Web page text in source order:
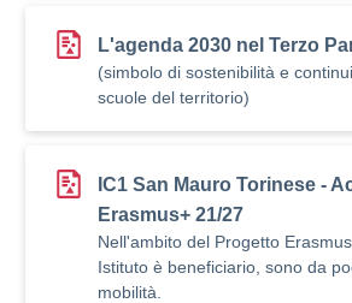
L'agenda 2030 nel Terzo
(simbolo di sostenibilità e
scuole del territorio)
IC1 San Mauro Torinese -
Erasmus+ 21/27
Nell'ambito del Progetto
Istituto è beneficiario, sono da
mobilità.